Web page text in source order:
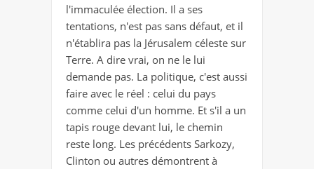
l'immaculée élection. Il a ses
tentations, n'est pas sans défaut, et il
n'établira pas la Jérusalem céleste sur
Terre. A dire vrai, on ne le lui
demande pas. La politique, c'est aussi
faire avec le réel : celui du pays
comme celui d'un homme. Et s'il a un
tapis rouge devant lui, le chemin
reste long. Les précédents Sarkozy,
Clinton ou autres démontrent à